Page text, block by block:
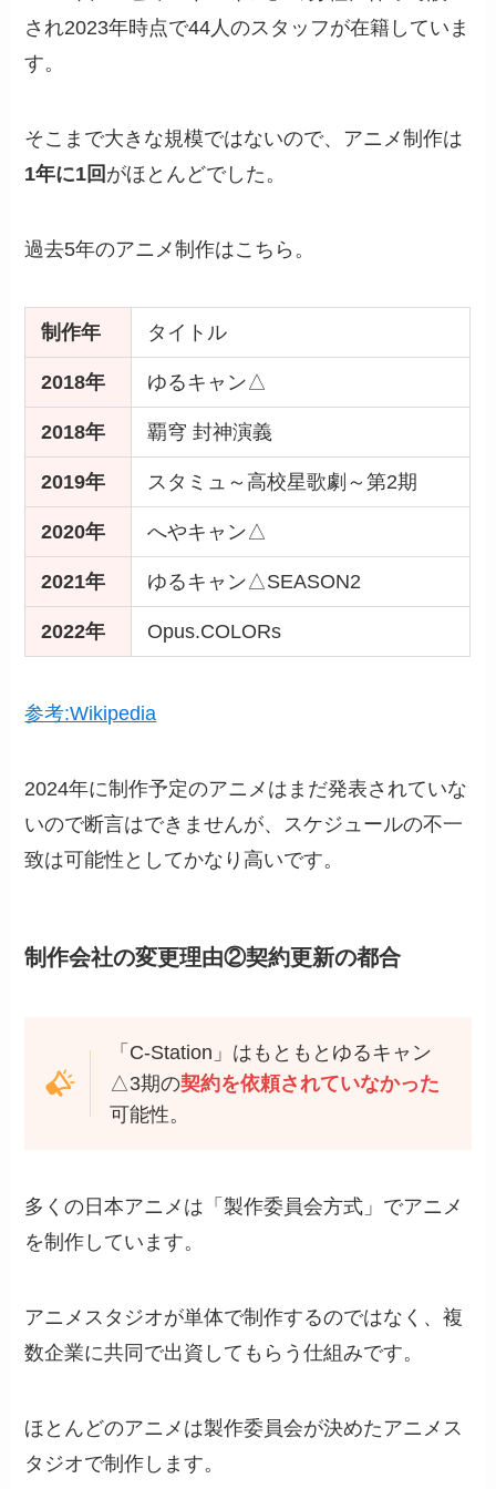
され2023年時点で44人のスタッフが在籍していま
す。
そこまで大きな規模ではないので、アニメ制作は
1年に1回 がほとんどでした。
過去5年のアニメ制作はこちら。
制作年 タイトル
2018年 ゆるキャン△
2018年 覇穹 封神演義
2019年 スタミュ～高校星歌劇～第2期
2020年 へやキャン△
2021年 ゆるキャン△SEASON2
2022年 Opus.COLORs
参考:Wikipedia
2024年に制作予定のアニメはまだ発表されていな
いので断言はできませんが、スケジュールの不一
致は可能性としてかなり高いです。
制作会社の変更理由②契約更新の都合
「C-Station」はもともとゆるキャン
△3期の契約を依頼されていなかった
可能性。
多くの日本アニメは「製作委員会方式」でアニメ
を制作しています。
アニメスタジオが単体で制作するのではなく、複
数企業に共同で出資してもらう仕組みです。
ほとんどのアニメは製作委員会が決めたアニメス
タジオで制作します。